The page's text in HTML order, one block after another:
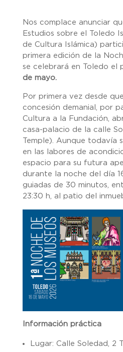
Nos complace anunciar
Estudios sobre el Toledo
de Cultura Islámica)
primera edición de la
se celebrará en Toledo el
de mayo.
Por primera vez desde
concesión demanial, por
Cultura a la Fundación,
casa-palacio de la calle
Temple). Aunque todavía
en las labores de
espacio para su futura
durante la noche del día
guiadas de 30 minutos,
23:30 h, al patio del
Información práctica
Lugar: Calle Soledad, 2